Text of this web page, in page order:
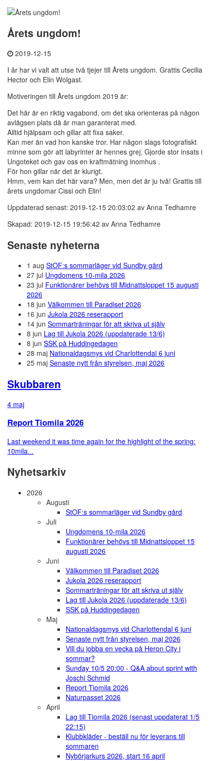
Årets ungdom!
2019-12-15
I år har vi valt att utse två tjejer till Årets ungdom. Grattis Cecilia
Hector och Elin Wolgast.
Motiveringen till Årets ungdom 2019 är:
Det här är en riktig vagabond, om det ska orienteras på någon
avlägsen plats då är man garanterat med.
Alltid hjälpsam och gillar att fixa saker.
Kan mer än vad hon kanske tror. Har någon slags fotografiskt
minne som gör att labyrinter är hennes grej. Gjorde stor insats i
Ungoteket och gav oss en kraftmätning inomhus .
För hon gillar när det är klurigt.
Hmm, vem kan det här vara? Men, men det är ju två! Grattis till
årets ungdomar Cissi och Elin!
Uppdaterad senast: 2019-12-15 20:03:02 av Anna Tedhamre
Skapad: 2019-12-15 19:56:42 av Anna Tedhamre
Senaste nyheterna
1 aug StOF:s sommarläger vid Sundby gård
27 jul Ungdomens 10-mila 2026
23 jul Funktionärer behövs till Midnattsloppet 15 augusti
2026
18 jun Välkommen till Paradiset 2026
16 jun Jukola 2026 reserapport
14 jun Sommarträningar för att skriva ut själv
8 jun Lag till Jukola 2026 (uppdaterade 13/6)
8 jun SSK på Huddingedagen
28 maj Nationaldagsmys vid Charlottendal 6 juni
25 maj Senaste nytt från styrelsen, maj 2026
Skubbaren
4 maj
Report Tiomila 2026
Last weekend it was time again for the highlight of the spring:
10mila...
Nyhetsarkiv
2026
Augusti
StOF:s sommarläger vid Sundby gård
Juli
Ungdomens 10-mila 2026
Funktionärer behövs till Midnattsloppet 15
augusti 2026
Juni
Välkommen till Paradiset 2026
Jukola 2026 reserapport
Sommarträningar för att skriva ut själv
Lag till Jukola 2026 (uppdaterade 13/6)
SSK på Huddingedagen
Maj
Nationaldagsmys vid Charlottendal 6 juni
Senaste nytt från styrelsen, maj 2026
Vill du jobba en vecka på Heron City i
sommar?
Sunday 10/5 20:00 - Q&A about sprint with
Joschi Schmid
Report Tiomila 2026
Naturpasset 2026
April
Lag till Tiomila 2026 (senast uppdaterat 1/5
22:15)
Klubbkläder - beställ nu för leverans till
sommaren
Nybörjarkurs 2026, start 16 april